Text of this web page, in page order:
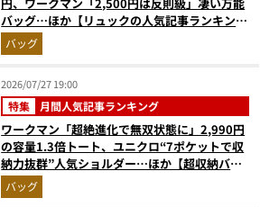
バッグ…ほか【リュックの人気記事ランキング
ベスト3】（2026年6月版）
バッグ
2026/07/27 19:00
特集 月間人気記事ランキング
ワークマン「超絶進化で無双状態に」2,990円
の容量1.3倍トート、ユニクロ“7ポケットで収
納力抜群”人気ショルダー…ほか【超収納バッ
グの人気記事ランキングベスト3】（2026年6
月版）
バッグ